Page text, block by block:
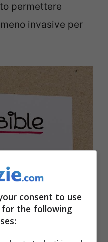
permettere
invasive per
scoperta sono
consent to use
the following